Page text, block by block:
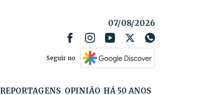
07/08/2026
Seguir no
REPORTAGENS OPINIÃO HÁ 50 ANOS